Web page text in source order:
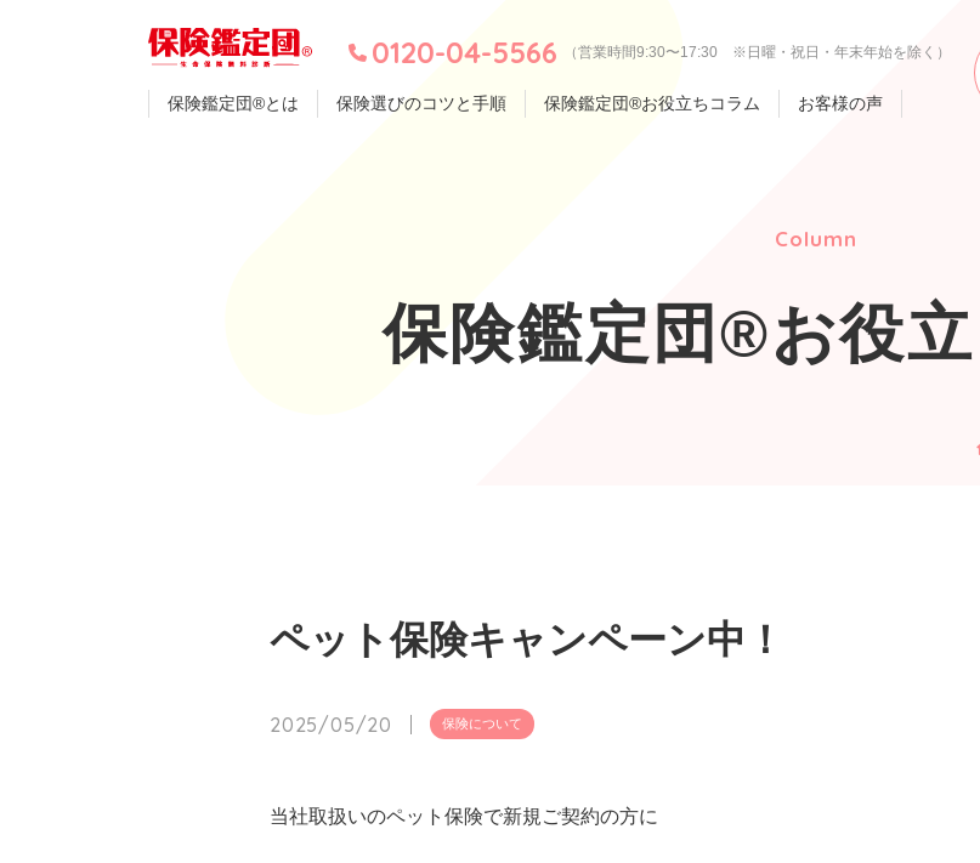
0120-04-5566 （営業時間9:30〜17:30 ※日曜・祝日・年末年始を除く）
保険鑑定団®とは 保険選びのコツと手順 保険鑑定団®お役立ちコラム お客様の声
Column
保険鑑定団®お役
ペット保険キャンペーン中！
2025/05/20 保険について
当社取扱いのペット保険で新規ご契約の方に